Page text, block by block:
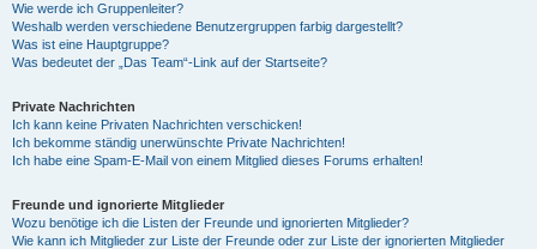
Wie werde ich Gruppenleiter?
Weshalb werden verschiedene Benutzergruppen farbig dargestellt?
Was ist eine Hauptgruppe?
Was bedeutet der „Das Team“-Link auf der Startseite?
Private Nachrichten
Ich kann keine Privaten Nachrichten verschicken!
Ich bekomme ständig unerwünschte Private Nachrichten!
Ich habe eine Spam-E-Mail von einem Mitglied dieses Forums erhalten!
Freunde und ignorierte Mitglieder
Wozu benötige ich die Listen der Freunde und ignorierten Mitglieder?
Wie kann ich Mitglieder zur Liste der Freunde oder zur Liste der ignorierten Mitglieder